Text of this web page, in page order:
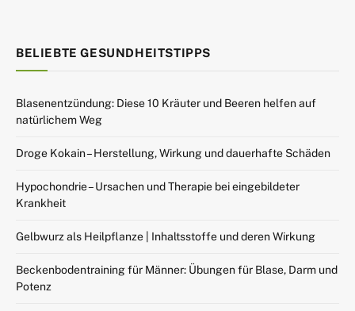
BELIEBTE GESUNDHEITSTIPPS
Blasenentzündung: Diese 10 Kräuter und Beeren helfen auf
natürlichem Weg
Droge Kokain – Herstellung, Wirkung und dauerhafte Schäden
Hypochondrie – Ursachen und Therapie bei eingebildeter
Krankheit
Gelbwurz als Heilpflanze | Inhaltsstoffe und deren Wirkung
Beckenbodentraining für Männer: Übungen für Blase, Darm und
Potenz